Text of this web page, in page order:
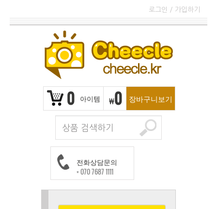
로그인 / 가입하기
0 아이템 ₩0 장바구니보기
전화상담문의
+ 070 7687 1111